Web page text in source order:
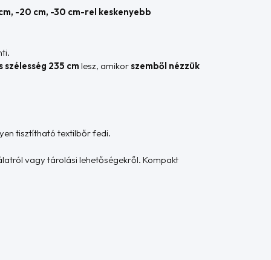
-20 cm, -30 cm-rel keskenyebb
szélesség 235 cm lesz, amikorszemből nézzük
tisztítható textilbőr fedi.
vagy tárolási lehetőségekről. Kompakt